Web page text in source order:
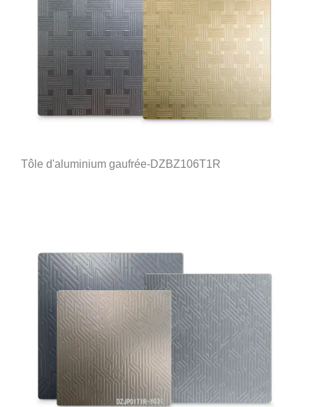
Tôle d'aluminium gaufrée-DZBZ106T1R